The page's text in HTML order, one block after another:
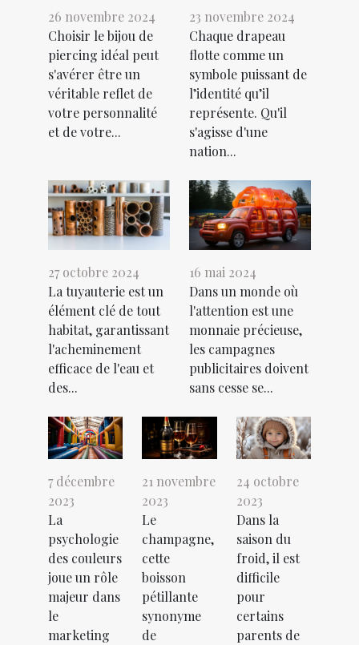
26 novembre 2024
Choisir le bijou de
piercing idéal peut
s'avérer être un
véritable reflet de
votre personnalité
et de votre...
23 novembre 2024
Chaque drapeau
flotte comme un
symbole puissant de
l’identité qu’il
représente. Qu'il
s'agisse d'une
nation...
27 octobre 2024
La tuyauterie est un
élément clé de tout
habitat, garantissant
l'acheminement
efficace de l'eau et
des...
16 mai 2024
Dans un monde où
l'attention est une
monnaie précieuse,
les campagnes
publicitaires doivent
sans cesse se...
7 décembre
2023
La
psychologie
des couleurs
joue un rôle
majeur dans
le
marketing
21 novembre
2023
Le
champagne,
cette
boisson
pétillante
synonyme
de
24 octobre
2023
Dans la
saison du
froid, il est
difficile
pour
certains
parents de